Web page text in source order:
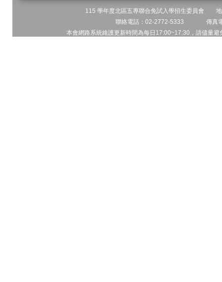
115 學年度北區五專聯合免試入學招生委員會 地
聯絡電話：02-2772-5333 傳真
本會網路系統維護更新時間為每日17:00~17:30，請儘量